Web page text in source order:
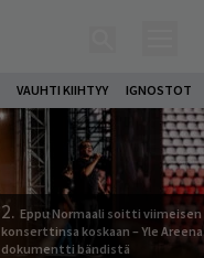
VAUHTI KIIHTYY IGNOSTOT
2. Eppu Normaali soitti viimeisen
konserttinsa koskaan – Yle
dokumentti bändistä